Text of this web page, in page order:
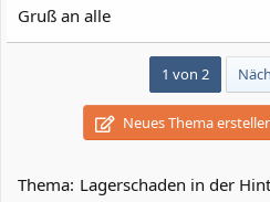
Gruß an alle
1 von 2
Neues Thema
Thema: Lagerschaden in der